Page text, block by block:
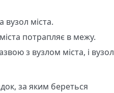
міста.
потрапляє в межу.
з вузлом міста, і вузол
за яким береться